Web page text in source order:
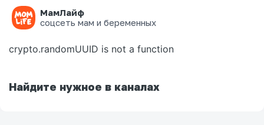
МамЛайф
соцсеть мам и беременных
Ошибка на странице
crypto.randomUUID is not a function
Найдите нужное в каналах